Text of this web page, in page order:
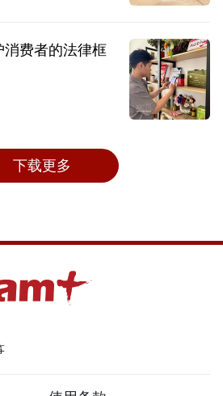
费者的法律框
下载更多